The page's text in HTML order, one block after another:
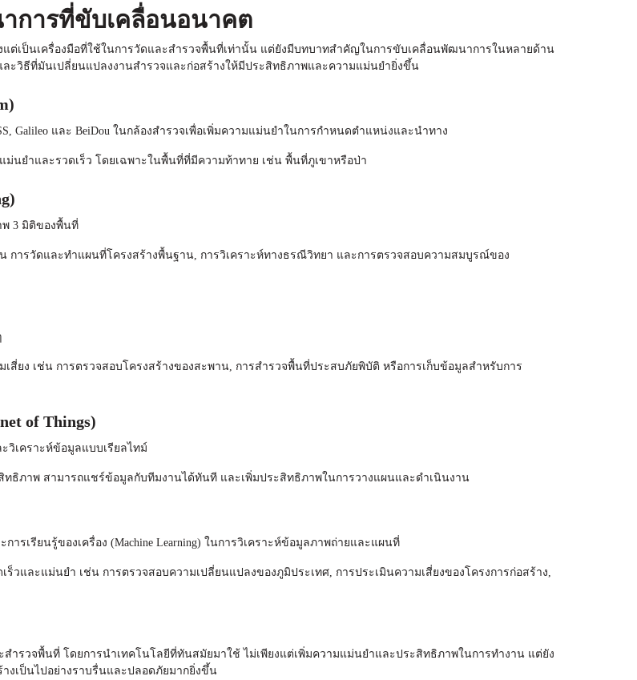
การที่ขับเคลื่อนอนาคต
แต่เป็นเครื่องมือที่ใช้ในการวัดและสำรวจพื้นที่เท่านั้น แต่ยังมีบทบาทสำคัญในการขับเคลื่อนพัฒนาการในหลายด้าน
ะวิธีที่มันเปลี่ยนแปลงงานสำรวจและก่อสร้างให้มีประสิทธิภาพและความแม่นยำยิ่งขึ้น
Galileo และ BeiDou ในกล้องสำรวจเพื่อเพิ่มความแม่นยำในการกำหนดตำแหน่งและนำทาง
ม่นยำและรวดเร็ว โดยเฉพาะในพื้นที่ที่มีความท้าทาย เช่น พื้นที่ภูเขาหรือป่า
พ 3 มิติของพื้นที่
การวัดและทำแผนที่โครงสร้างพื้นฐาน, การวิเคราะห์ทางธรณีวิทยา และการตรวจสอบความสมบูรณ์ของ
สี่ยง เช่น การตรวจสอบโครงสร้างของสะพาน, การสำรวจพื้นที่ประสบภัยพิบัติ หรือการเก็บข้อมูลสำหรับการ
of Things)
ะวิเคราะห์ข้อมูลแบบเรียลไทม์
ทธิภาพ สามารถแชร์ข้อมูลกับทีมงานได้ทันที และเพิ่มประสิทธิภาพในการวางแผนและดำเนินงาน
เรียนรู้ของเครื่อง (Machine Learning) ในการวิเคราะห์ข้อมูลภาพถ่ายและแผนที่
ร็วและแม่นยำ เช่น การตรวจสอบความเปลี่ยนแปลงของภูมิประเทศ, การประเมินความเสี่ยงของโครงการก่อสร้าง,
สำรวจพื้นที่ โดยการนำเทคโนโลยีที่ทันสมัยมาใช้ ไม่เพียงแต่เพิ่มความแม่นยำและประสิทธิภาพในการทำงาน แต่ยัง
งเป็นไปอย่างราบรื่นและปลอดภัยมากยิ่งขึ้น